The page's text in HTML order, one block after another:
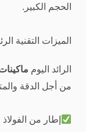
الحجم الكبير.
الميزات التقنية
الرائد اليوم
من أجل الدقة
إطار من الفولاذ